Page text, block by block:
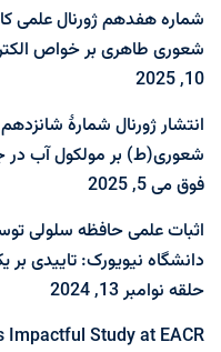
شماره هفدهم ژورنال علمی
شعوری طاهری بر خواص
10, 2025
انتشار ژورنال شمارۀ
شعوری(ط) بر مولکول آب در
فوقمی 5, 2025
اثبات علمی حافظه سلولی
دانشگاه نیویورک: تاییدی
حلقه نوامبر 13, 2024
Impactful Study at EACR